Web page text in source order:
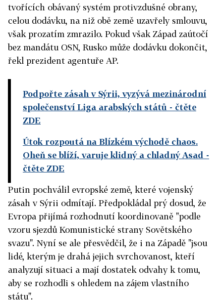
tvořících obávaný systém protivzdušné obrany,
celou dodávku, na niž obě země uzavřely smlouvu,
však prozatím zmrazilo. Pokud však Západ zaútočí
bez mandátu OSN, Rusko může dodávku dokončit,
řekl prezident agentuře AP.
Podpořte zásah v Sýrii, vyzývá mezinárodní
společenství Liga arabských států - čtěte
ZDE
Útok rozpoutá na Blízkém východě chaos.
Oheň se blíží, varuje klidný a chladný Asad -
čtěte ZDE
Putin pochválil evropské země, které vojenský
zásah v Sýrii odmítají. Předpokládal prý dosud, že
Evropa přijímá rozhodnutí koordinovaně "podle
vzoru sjezdů Komunistické strany Sovětského
svazu". Nyní se ale přesvědčil, že i na Západě "jsou
lidé, kterým je drahá jejich svrchovanost, kteří
analyzují situaci a mají dostatek odvahy k tomu,
aby se rozhodli s ohledem na zájem vlastního
státu".